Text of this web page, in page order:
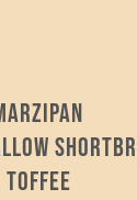
toffee